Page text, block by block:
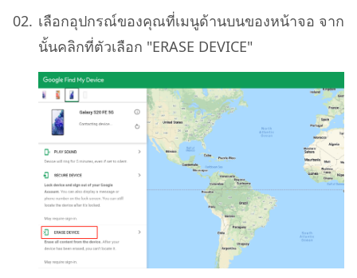
เลือกอุปกรณ์ของคุณที่เมนูด้านบนของหน้าจอ จาก
นั้นคลิกที่ตัวเลือก "ERASE DEVICE"